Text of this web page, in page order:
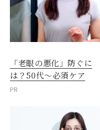
「老眼の悪化」防ぐに
は？50代～必須ケア
PR